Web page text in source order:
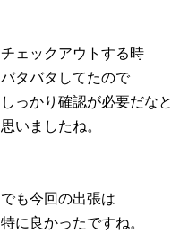
チェックアウトする時
バタバタしてたので
しっかり確認が必要だなと
思いましたね。
でも今回の出張は
特に良かったですね。